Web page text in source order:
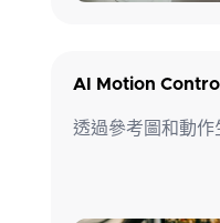
AI Motion Control
透過參考圖和動